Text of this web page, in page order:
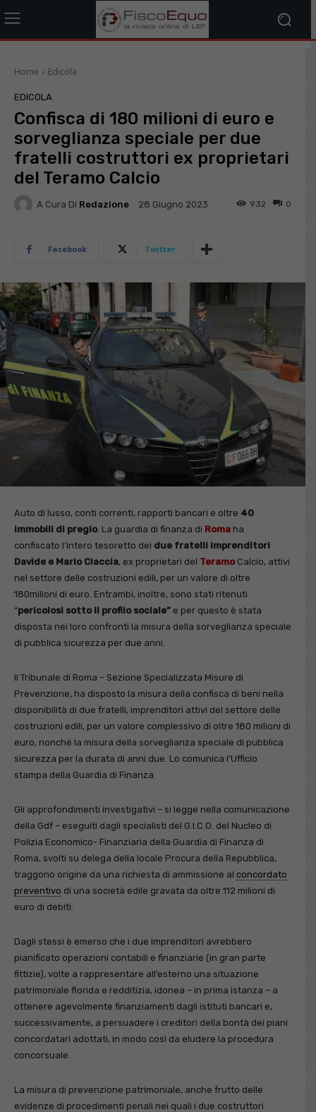
Home Edicola
EDICOLA
Confisca di 180 milioni di euro e
sorveglianza speciale per due
fratelli costruttori ex proprietari
del Teramo Calcio
A Cura Di Redazione 28 Giugno 2023 0
932
Facebook Twitter
Auto di lusso, conti correnti, rapporti bancari e oltre 40
immobili di pregio. La guardia di finanza di Roma ha
confiscato l’intero tesoretto dei due fratelli imprenditori
Davide e Mario Ciaccia, ex proprietari del TeramoCalcio, attivi
nel settore delle costruzioni edili, per un valore di oltre
180milioni di euro. Entrambi, inoltre, sono stati ritenuti
“pericolosi sotto il profilo sociale” e per questo è stata
disposta nei loro confronti la misura della sorveglianza speciale
di pubblica sicurezza per due anni.
Il Tribunale di Roma – Sezione Specializzata Misure di
Prevenzione, ha disposto la misura della confisca di beni nella
disponibilità di due fratelli, imprenditori attivi del settore delle
costruzioni edili, per un valore complessivo di oltre 180 milioni di
euro, nonché la misura della sorveglianza speciale di pubblica
sicurezza per la durata di anni due. Lo comunica l’Ufficio
stampa della Guardia di Finanza.
Gli approfondimenti investigativi – si legge nella comunicazione
della Gdf – eseguiti dagli specialisti del G.I.C.O. del Nucleo di
Polizia Economico- Finanziaria della Guardia di Finanza di
Roma, svolti su delega della locale Procura della Repubblica,
traggono origine da una richiesta di ammissione al concordato
preventivo di una società edile gravata da oltre 112 milioni di
euro di debiti.
Dagli stessi è emerso che i due imprenditori avrebbero
pianificato operazioni contabili e finanziarie (in gran parte
fittizie), volte a rappresentare all’esterno una situazione
patrimoniale florida e redditizia, idonea – in prima istanza – a
ottenere agevolmente finanziamenti dagli istituti bancari e,
successivamente, a persuadere i creditori della bontà dei piani
concordatari adottati, in modo così da eludere la procedura
concorsuale.
La misura di prevenzione patrimoniale, anche frutto delle
evidenze di procedimenti penali nei quali i due costruttori